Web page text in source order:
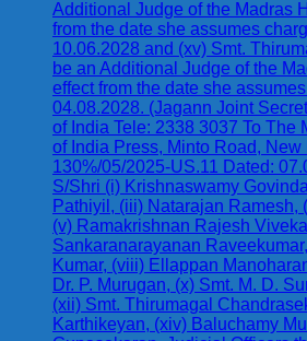
Additional Judge of the Madras
from the date she assumes
10.06.2028 and (xv) Smt.
be an Additional Judge of the
effect from the date she
04.08.2028. (Jagann Joint
of India Tele: 2338 3037 To The
of India Press, Minto Road, New
130%/05/2025-US.11 Dated:
S/Shri (i) Krishnaswamy
Pathiyil, (iii) Natarajan Ramesh,
(v) Ramakrishnan Rajesh
Sankaranarayanan
Kumar, (viii) Ellappan
Dr. P. Murugan, (x) Smt. M. D.
(xii) Smt. Thirumagal
Karthikeyan, (xiv) Baluchamy